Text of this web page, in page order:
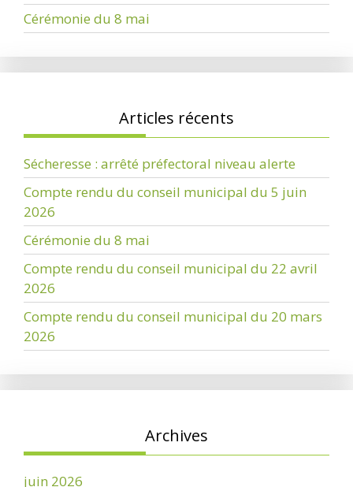
Cérémonie du 8 mai
Articles récents
Sécheresse : arrêté préfectoral niveau alerte
Compte rendu du conseil municipal du 5 juin
2026
Cérémonie du 8 mai
Compte rendu du conseil municipal du 22 avril
2026
Compte rendu du conseil municipal du 20 mars
2026
Archives
juin 2026